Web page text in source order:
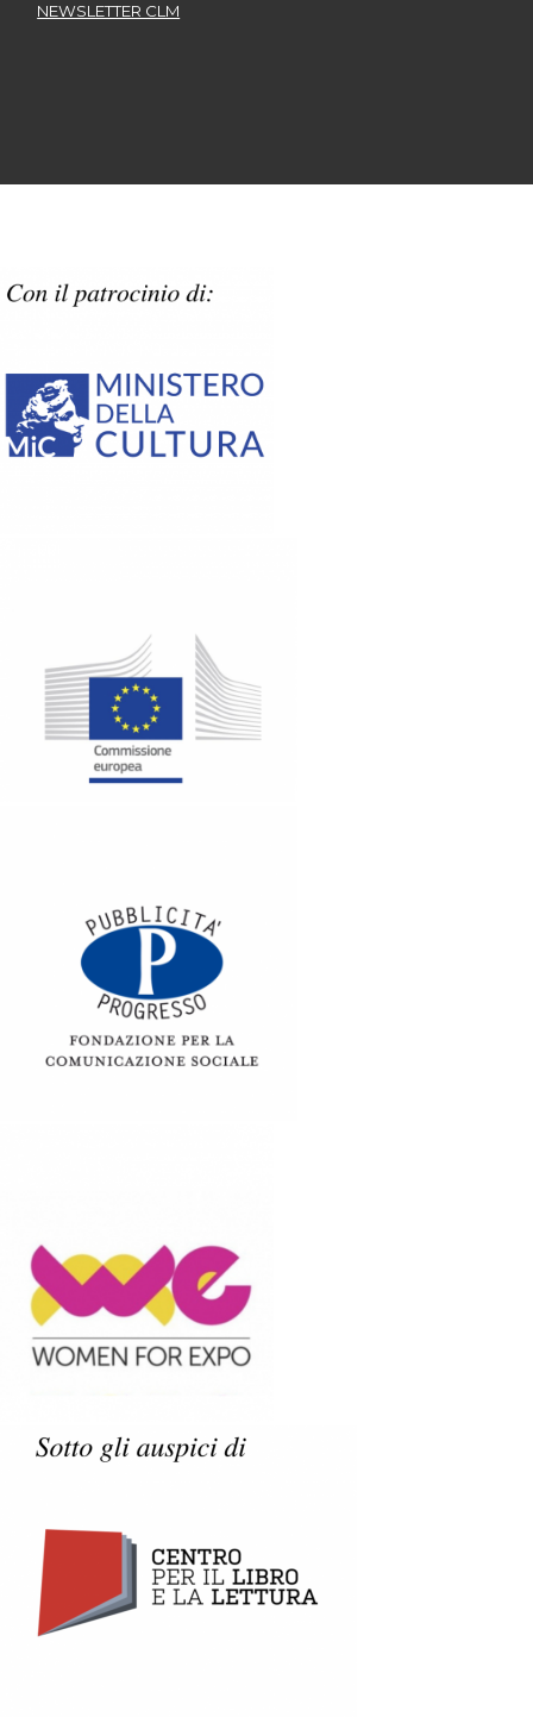
NEWSLETTER CLM